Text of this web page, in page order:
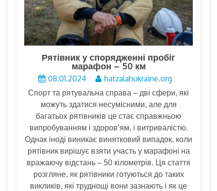
Рятівник у спорядженні пробіг
марафон – 50 км
08.01.2024 hatzalahukraine.org
Спорт та рятувальна справа – дві сфери, які
можуть здатися несумісними, але для
багатьох рятівників це стає справжньою
випробуванням і здоров’ям, і витривалістю.
Однак іноді виникає винятковий випадок, коли
рятівник вирішує взяти участь у марафоні на
вражаючу відстань – 50 кілометрів. Ця стаття
розгляне, як рятівники готуються до таких
викликів, які труднощі вони зазнають і як це